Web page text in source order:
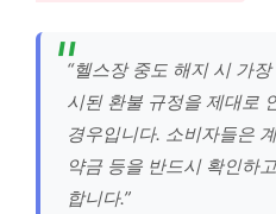
“헬스장 중도 해지 시 가
시된 환불 규정을 제대로
경우입니다. 소비자들은
약금 등을 반드시 확인하
합니다.”